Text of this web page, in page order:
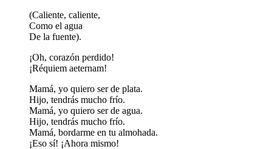
(Caliente, caliente,
Como el agua
De la fuente).
¡Oh, corazón perdido!
¡Réquiem aeternam!
Mamá, yo quiero ser de plata.
Hijo, tendrás mucho frío.
Mamá, yo quiero ser de agua.
Hijo, tendrás mucho frío.
Mamá, bordarme en tu almohada.
¡Eso sí! ¡Ahora mismo!